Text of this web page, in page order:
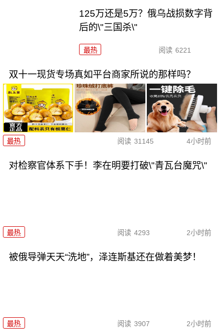
125万还是5万？俄乌战损数字背
后的\"三国杀\"
最热 阅读 6221
双十一现货专场真如平台商家所说的那样吗？
最热 阅读 31145 4小时前
对检察官体系下手！李在明要打破\"青瓦台魔咒\"
最热 阅读 4293 2小时前
被俄导弹天天“洗地”，泽连斯基还在做着美梦！
最热 阅读 3907 2小时前